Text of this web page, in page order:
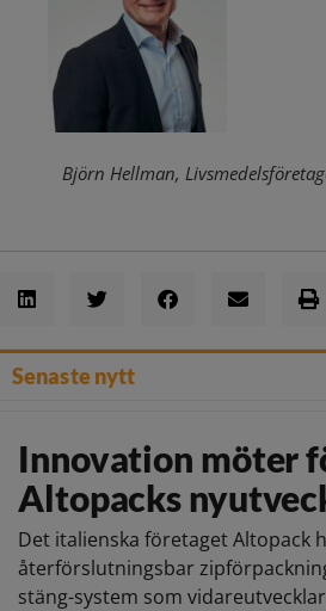
Björn Hellman,
Senaste nytt
Innovation möter
Altopacks
Det italienska företaget Altopack
återförslutningsbar
stäng-system som